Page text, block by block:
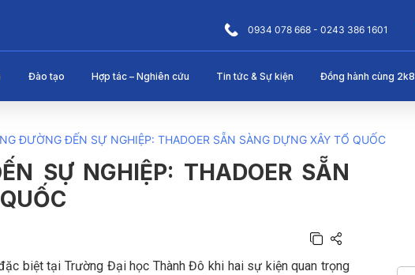
0934 078 668 - 0243 386 1601
Đào tạo Hợp tác – Nghiên cứu Tin tức & Sự kiện Đồng hành cùng 2k8
ĐƯỜNG ĐẾN SỰ NGHIỆP: THADOER SẴN SÀNG DỰNG XÂY TỔ QUỐC
SỰ NGHIỆP: THADOER SẴN
biệt tại Trường Đại học Thành Đô khi hai sự kiện quan trọng